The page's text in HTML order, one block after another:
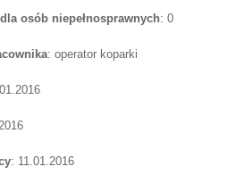
osób niepełnosprawnych: 0
: operator koparki
: 11.01.2016